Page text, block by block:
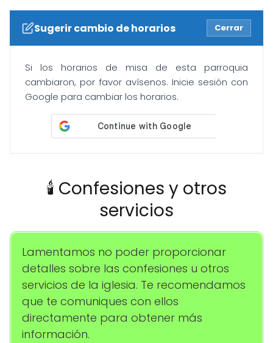
Sugerir cambio de horarios Cerrar
Si los horarios de misa de esta parroquia
cambiaron, por favor avísenos. Inicie sesión con
Google para cambiar los horarios.
🕯️ Confesiones y otros
servicios
Lamentamos no poder proporcionar
detalles sobre las confesiones u otros
servicios de la iglesia. Te recomendamos
que te comuniques con ellos
directamente para obtener más
información.